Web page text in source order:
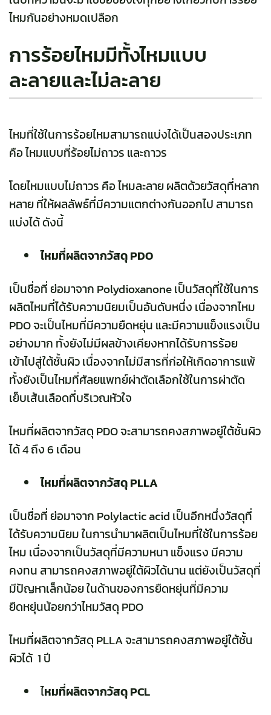
ไหมกันอย่างหมดเปลือก
การร้อยไหมมีทั้งไหมแบบ
ละลายและไม่ละลาย
ไหมที่ใช้ในการร้อยไหมสามารถแบ่งได้เป็นสองประเภท
คือ ไหมแบบที่ร้อยไม่ถาวร และถาวร
โดยไหมแบบไม่ถาวร คือ ไหมละลาย ผลิตด้วยวัสดุที่หลาก
หลาย ที่ให้ผลลัพธ์ที่มีความแตกต่างกันออกไป สามารถ
แบ่งได้ ดังนี้
ไหมที่ผลิตจากวัสดุ PDO
เป็นชื่อที่ ย่อมาจาก Polydioxanone เป็นวัสดุที่ใช้ในการ
ผลิตไหมที่ได้รับความนิยมเป็นอันดับหนึ่ง เนื่องจากไหม
PDO จะเป็นไหมที่มีความยืดหยุ่น และมีความแข็งแรงเป็น
อย่างมาก ทั้งยังไม่มีผลข้างเคียงหากได้รับการร้อย
เข้าไปสู่ใต้ชั้นผิว เนื่องจากไม่มีสารที่ก่อให้เกิดอาการแพ้
ทั้งยังเป็นไหมที่ศัลยแพทย์ผ่าตัดเลือกใช้ในการผ่าตัด
เย็บเส้นเลือดที่บริเวณหัวใจ
ไหมที่ผลิตจากวัสดุ PDO จะสามารถคงสภาพอยู่ใต้ชั้นผิว
ได้ 4 ถึง 6 เดือน
ไหมที่ผลิตจากวัสดุ PLLA
เป็นชื่อที่ ย่อมาจาก Polylactic acid เป็นอีกหนึ่งวัสดุที่
ได้รับความนิยม ในการนำมาผลิตเป็นไหมที่ใช้ในการร้อย
ไหม เนื่องจากเป็นวัสดุที่มีความหนา แข็งแรง มีความ
คงทน สามารถคงสภาพอยู่ใต้ผิวได้นาน แต่ยังเป็นวัสดุที่
มีปัญหาเล็กน้อย ในด้านของการยืดหยุ่นที่มีความ
ยืดหยุ่นน้อยกว่าไหมวัสดุ PDO
ไหมที่ผลิตจากวัสดุ PLLA จะสามารถคงสภาพอยู่ใต้ชั้น
ผิวได้ 1 ปี
ไหมที่ผลิตจากวัสดุ PCL